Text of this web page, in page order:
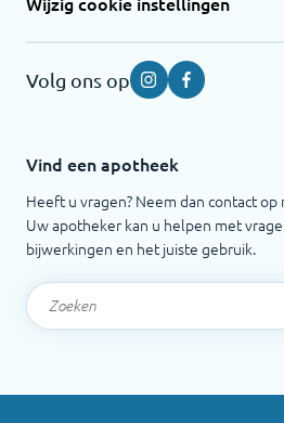
Volg ons op InstagramFacebook
Vind een apotheek
Heeft u vragen? Neem dan contact
Uw apotheker kan u helpen met
bijwerkingen en het juiste gebruik.